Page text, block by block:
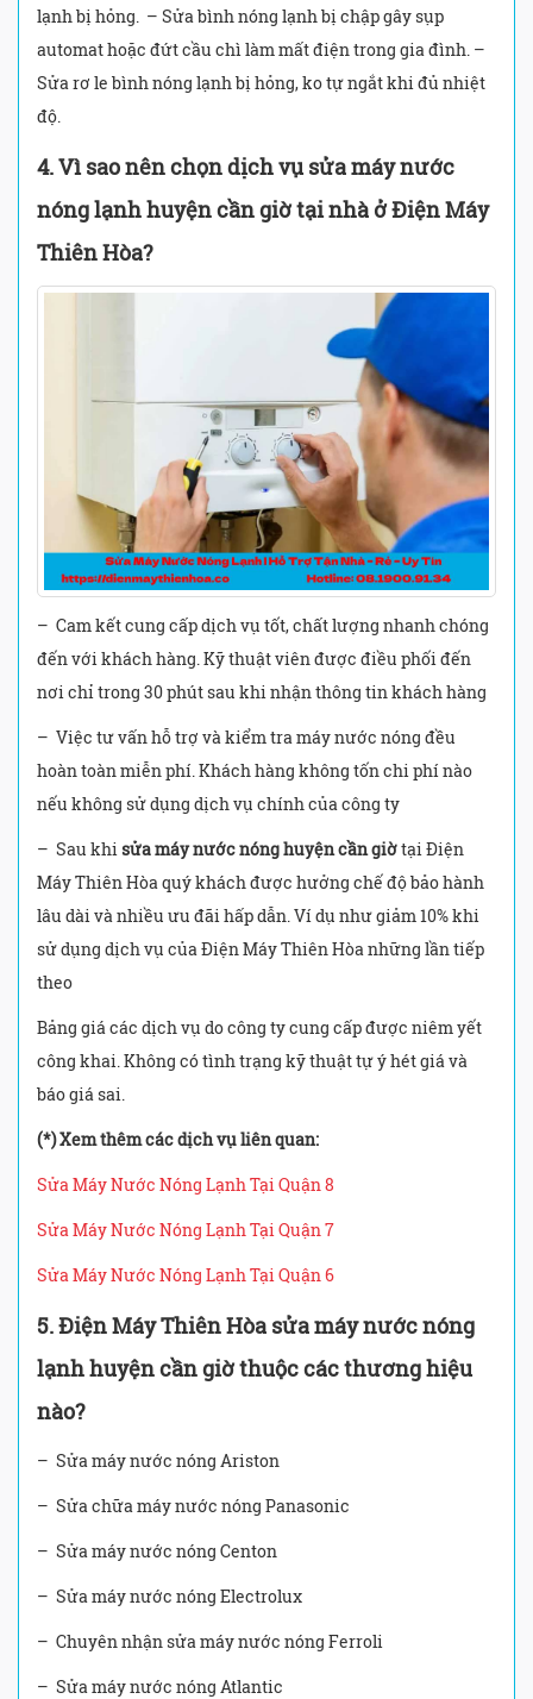
lạnh bị hỏng. – Sửa bình nóng lạnh bị chập gây sụp
automat hoặc đứt cầu chì làm mất điện trong gia đình. –
Sửa rơ le bình nóng lạnh bị hỏng, ko tự ngắt khi đủ nhiệt
độ.
4. Vì sao nên chọn dịch vụ sửa máy nước
nóng lạnh huyện cần giờ tại nhà ở Điện Máy
Thiên Hòa?
– Cam kết cung cấp dịch vụ tốt, chất lượng nhanh chóng
đến với khách hàng. Kỹ thuật viên được điều phối đến
nơi chỉ trong 30 phút sau khi nhận thông tin khách hàng
– Việc tư vấn hỗ trợ và kiểm tra máy nước nóng đều
hoàn toàn miễn phí. Khách hàng không tốn chi phí nào
nếu không sử dụng dịch vụ chính của công ty
– Sau khi sửa máy nước nóng huyện cần giờtại Điện
Máy Thiên Hòa quý khách được hưởng chế độ bảo hành
lâu dài và nhiều ưu đãi hấp dẫn. Ví dụ như giảm 10% khi
sử dụng dịch vụ của Điện Máy Thiên Hòa những lần tiếp
theo
Bảng giá các dịch vụ do công ty cung cấp được niêm yết
công khai. Không có tình trạng kỹ thuật tự ý hét giá và
báo giá sai.
(*) Xem thêm các dịch vụ liên quan:
Sửa Máy Nước Nóng Lạnh Tại Quận 8
Sửa Máy Nước Nóng Lạnh Tại Quận 7
Sửa Máy Nước Nóng Lạnh Tại Quận 6
5. Điện Máy Thiên Hòa sửa máy nước nóng
lạnh huyện cần giờ thuộc các thương hiệu
nào?
– Sửa máy nước nóng Ariston
– Sửa chữa máy nước nóng Panasonic
– Sửa máy nước nóng Centon
– Sửa máy nước nóng Electrolux
– Chuyên nhận sửa máy nước nóng Ferroli
– Sửa máy nước nóng Atlantic